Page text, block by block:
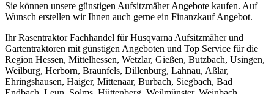
Sie können unsere günstigen Aufsitzmäher Angebote kaufen. Auf
Wunsch erstellen wir Ihnen auch gerne ein Finanzkauf Angebot.
Ihr Rasentraktor Fachhandel für Husqvarna Aufsitzmäher und
Gartentraktoren mit günstigen Angeboten und Top Service für die
Region Hessen, Mittelhessen, Wetzlar, Gießen, Butzbach, Usingen,
Weilburg, Herborn, Braunfels, Dillenburg, Lahnau, Aßlar,
Ehringshausen, Haiger, Mittenaar, Burbach, Siegbach, Bad